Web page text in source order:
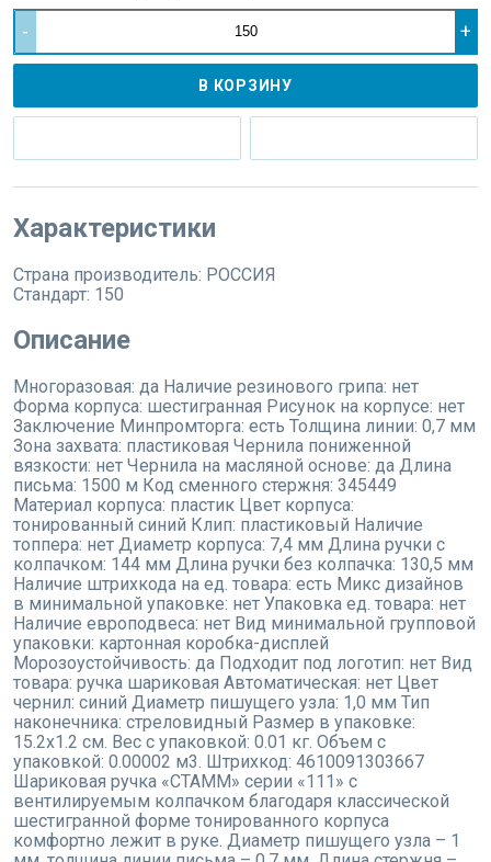
- +
В КОРЗИНУ
Характеристики
Страна производитель: РОССИЯ
Стандарт: 150
Описание
Многоразовая: да Наличие резинового грипа: нет
Форма корпуса: шестигранная Рисунок на корпусе: нет
Заключение Минпромторга: есть Толщина линии: 0,7 мм
Зона захвата: пластиковая Чернила пониженной
вязкости: нет Чернила на масляной основе: да Длина
письма: 1500 м Код сменного стержня: 345449
Материал корпуса: пластик Цвет корпуса:
тонированный синий Клип: пластиковый Наличие
топпера: нет Диаметр корпуса: 7,4 мм Длина ручки с
колпачком: 144 мм Длина ручки без колпачка: 130,5 мм
Наличие штрихкода на ед. товара: есть Микс дизайнов
в минимальной упаковке: нет Упаковка ед. товара: нет
Наличие европодвеса: нет Вид минимальной групповой
упаковки: картонная коробка-дисплей
Морозоустойчивость: да Подходит под логотип: нет Вид
товара: ручка шариковая Автоматическая: нет Цвет
чернил: синий Диаметр пишущего узла: 1,0 мм Тип
наконечника: стреловидный Размер в упаковке:
15.2x1.2 см. Вес с упаковкой: 0.01 кг. Объем с
упаковкой: 0.00002 м3. Штрихкод: 4610091303667
Шариковая ручка «СТАММ» серии «111» с
вентилируемым колпачком благодаря классической
шестигранной форме тонированного корпуса
комфортно лежит в руке. Диаметр пишущего узла – 1